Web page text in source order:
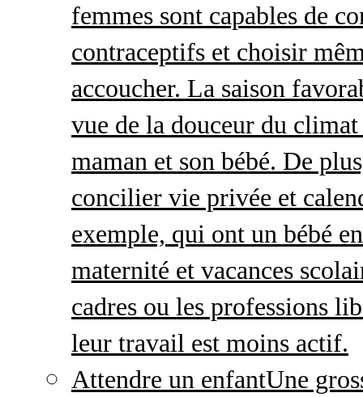
femmes sont capables de
contraceptifs et choisir
accoucher. La saison
vue de la douceur du
maman et son bébé. De
concilier vie privée et
exemple, qui ont un bébé
maternité et vacances
cadres ou les professions
leur travail est moins actif.
Attendre un enfantUne